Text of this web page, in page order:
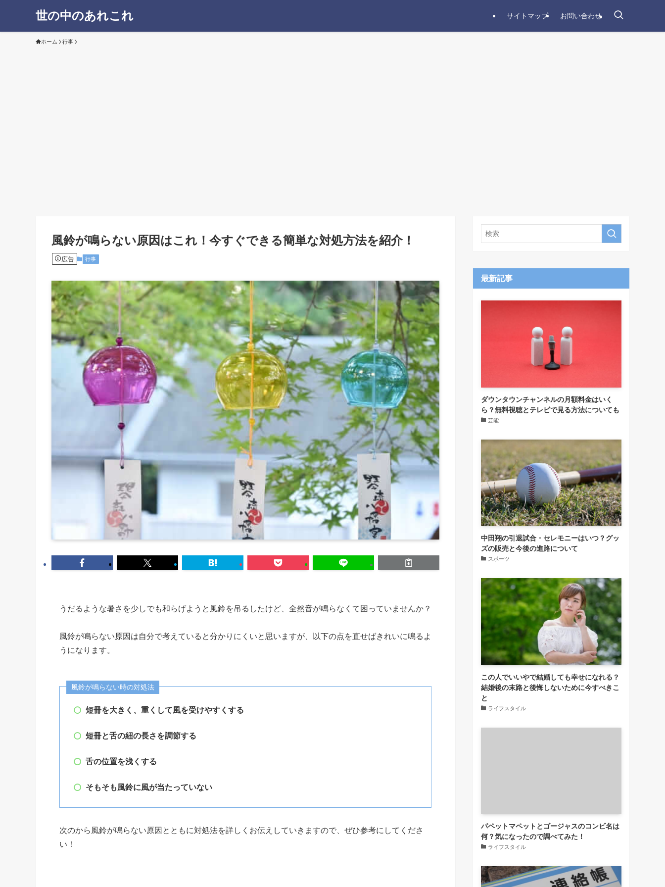
世の中のあれこれ サイトマップ お問い合わせ
ホーム 行事
風鈴が鳴らない原因はこれ！今すぐできる簡単な対処方法を紹介！
広告 行事
うだるような暑さを少しでも和らげようと風鈴を吊るしたけど、全然音が鳴らなくて困っていませんか？
風鈴が鳴らない原因は自分で考えていると分かりにくいと思いますが、以下の点を直せばきれいに鳴るよ
うになります。
風鈴が鳴らない時の対処法
短冊を大きく、重くして風を受けやすくする
短冊と舌の紐の長さを調節する
舌の位置を浅くする
そもそも風鈴に風が当たっていない
次のから風鈴が鳴らない原因とともに対処法を詳しくお伝えしていきますので、ぜひ参考にしてくださ
い！
最新記事
ダウンタウンチャンネルの月額料金はいく
ら？無料視聴とテレビで見る方法についても
芸能
中田翔の引退試合・セレモニーはいつ？グッ
ズの販売と今後の進路について
スポーツ
この人でいいやで結婚しても幸せになれる？
結婚後の末路と後悔しないために今すべきこ
と
ライフスタイル
パペットマペットとゴージャスのコンビ名は
何？気になったので調べてみた！
ライフスタイル